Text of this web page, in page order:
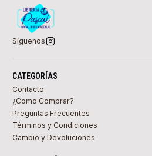
Síguenos
CATEGORÍAS
Contacto
¿Como Comprar?
Preguntas Frecuentes
Términos y Condiciones
Cambio y Devoluciones